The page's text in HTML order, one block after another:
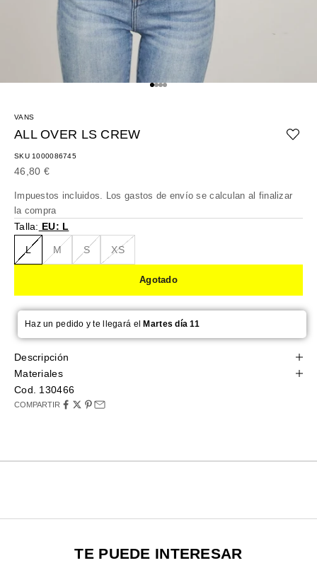
Ir al artículo 1
Ir al artículo 2
Ir al artículo 3
Ir al artículo 4
VANS
ALL OVER LS CREW
SKU 1000086745
Precio de oferta
46,80 €
Impuestos incluidos. Los gastos de envío se calculan al finalizar
la compra
Talla: EU: L
L M S XS
Agotado
Haz un pedido y te llegará elMartes día 11
Descripción
Materiales
Cod. 130466
COMPARTIR
TE PUEDE INTERESAR